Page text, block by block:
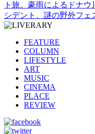
ト旅。豪雨によるドナ
シデント、謎の野外フェ
FEATURE
COLUMN
LIFESTYLE
ART
MUSIC
CINEMA
PLACE
REVIEW